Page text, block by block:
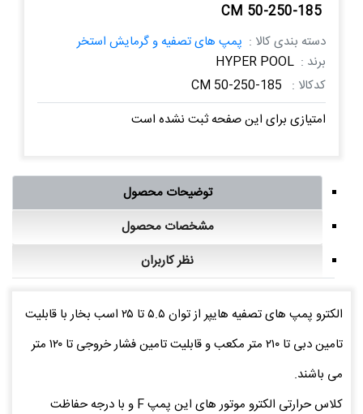
CM 50-250-185
دسته بندی کالا : پمپ های تصفیه و گرمایش استخر
برند : HYPER POOL
کدکالا : CM 50-250-185
امتیازی برای این صفحه ثبت نشده است
توضیحات محصول
مشخصات محصول
نظر کاربران
الکترو پمپ های تصفیه هایپر از توان ۵.۵ تا ۲۵ اسب بخار با قابلیت
تامین دبی تا ۲۱۰ متر مکعب و قابلیت تامین فشار خروجی تا ۱۲۰ متر
می باشند.
کلاس حرارتی الکترو موتور های این پمپ F و با درجه حفاظت